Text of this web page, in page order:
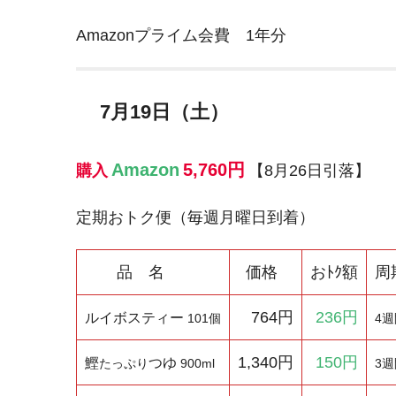
Amazonプライム会費 1年分
7月19日（土）
購入 Amazon 5,760円 【8月26日引落】
定期おトク便（毎週月曜日到着）
品 名 価格 おﾄｸ額 周
ルイボスティー 101個 764円 236円 4週
鰹たっぷりつゆ 900ml 1,340円 150円 3週